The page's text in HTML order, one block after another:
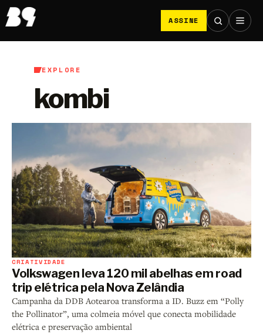
ASSINE
EXPLORE
kombi
CRIATIVIDADE
Volkswagen leva 120 mil abelhas em road
trip elétrica pela Nova Zelândia
Campanha da DDB Aotearoa transforma a ID. Buzz em “Polly
the Pollinator”, uma colmeia móvel que conecta mobilidade
elétrica e preservação ambiental